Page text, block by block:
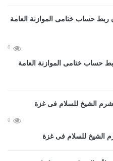
0
حساب ختامى الموازنة العامة
0
الشيخ للسلام فى غزة